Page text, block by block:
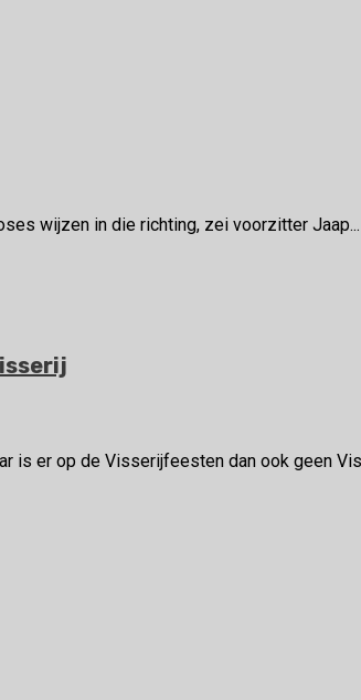
wijzen in die richting, zei voorzitter Jaap...
is er op de Visserijfeesten dan ook geen